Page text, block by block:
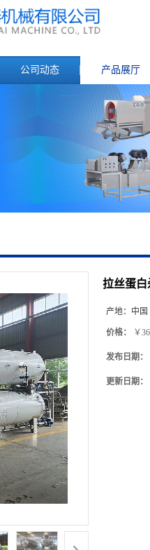
公司动态 产品展厅
拉丝蛋白
产地： 中
价格： ￥
发布日期：
更新日期：